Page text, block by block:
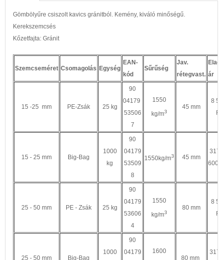
Gömbölyűre csiszolt kavics gránitból. Kemény, kiváló minőségű.
Kerekszemcsés
Kőzetfajta: Gránit
Szemcseméret Csomagolás Egység
EAN-
kód
Sűrűség
Jav.
rétegvast. ár
15 -25 mm PE-Zsák 25 kg
90
04179
53506
7
1550
kg/m3
45 mm
8
Ft
15 - 25 mm Big-Bag
1000
kg
90
04179
53509
8
1550kg/m3 45 mm
317
600
25 - 50 mm PE - Zsák 25 kg
90
04179
53606
4
1550
kg/m3
80 mm
8
Ft
25 - 50 mm Big-Bag
1000
90
04179
1600
80 mm
317